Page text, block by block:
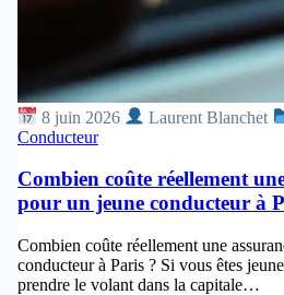
8 juin 2026 Laurent Blanchet
Conducteur
Combien coûte réellement
pour un jeune conducteur à
Combien coûte réellement une
conducteur à Paris ? Si vous êtes
prendre le volant dans la capitale…